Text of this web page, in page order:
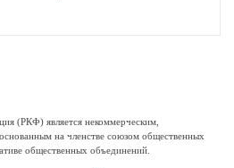
(РКФ) является некоммерческим,
на членстве союзом общественных
общественных объединений.